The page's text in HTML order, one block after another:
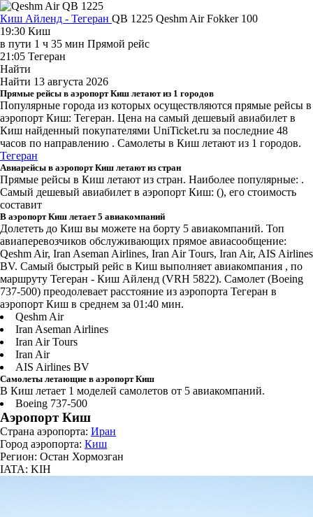
Киш Айленд - Тегеран QB 1225 Qeshm AirFokker 100
19:30 Киш
в пути 1 ч 35 мин Прямой рейс
21:05 Тегеран
Найти
Найти 13 августа 2026
Прямые рейсы в аэропорт Киш летают из 1 городов
Популярные города из которых осуществляются прямые рейсы в
аэропорт Киш: Тегеран. Цена на самый дешевый авиабилет в
Киш найденный покупателями UniTicket.ru за последние 48
часов по направлению . Самолеты в Киш летают из 1 городов.
Тегеран
Авиарейсы в аэропорт Киш летают из стран
Прямые рейсы в Киш летают из стран. Наиболее популярные: .
Самый дешевый авиабилет в аэропорт Киш: (), его стоимость
составит
В аэропорт Киш летает 5 авиакомпаний
Долететь до Киш вы можете на борту 5 авиакомпаний. Топ
авиаперевозчиков обслуживающих прямое авиасообщение:
Qeshm Air, Iran Aseman Airlines, Iran Air Tours, Iran Air, AIS Airlines
BV. Самый быстрый рейс в Киш выполняет авиакомпания , по
маршруту Тегеран - Киш Айленд (VRH 5822). Самолет (Boeing
737-500) преодолевает расстояние из аэропорта Тегеран в
аэропорт Киш в среднем за 01:40 мин.
Qeshm Air
Iran Aseman Airlines
Iran Air Tours
Iran Air
AIS Airlines BV
Самолеты летающие в аэропорт Киш
В Киш летает 1 моделей самолетов от 5 авиакомпаний.
Boeing 737-500
Аэропорт Киш
Страна аэропорта: Иран
Город аэропорта: Киш
Регион: Остан Хормозган
IATA: KIH